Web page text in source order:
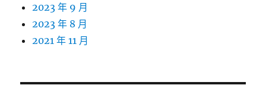
2023 年 9 月
2023 年 8 月
2021 年 11 月